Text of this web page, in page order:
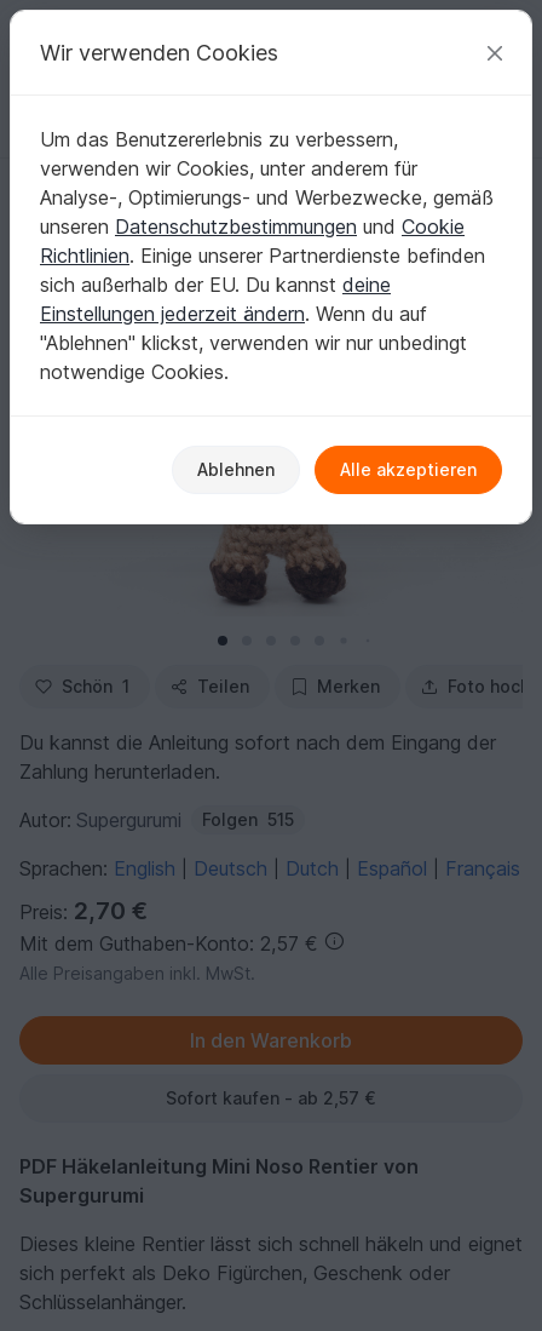
Deine kreativen Ideen
Deutsch | € (EUR) einloggen Kostenlos registrieren
Startseite Häkeln Festlichkeiten Weihnachten
Amigurumi Mini Noso Rentier häkeln
Amigurumi Mini Noso Rentier häkeln
Schön 1 Teilen Merken Foto
Du kannst die Anleitung sofort nach dem Eingang der
Zahlung herunterladen.
Autor: Supergurumi Folgen 515
Sprachen: English Deutsch Dutch Español
Français
Preis: 2,70 €
Mit dem Guthaben-Konto: 2,57 €
Alle Preisangaben inkl. MwSt.
Sofort kaufen - ab 2,57 €
PDF Häkelanleitung Mini Noso Rentier von
Supergurumi
Dieses kleine Rentier lässt sich schnell häkeln und eignet
sich perfekt als Deko Figürchen, Geschenk oder
Schlüsselanhänger.
Wir verwenden Cookies
Um das Benutzererlebnis zu verbessern,
verwenden wir Cookies, unter anderem für
Analyse-, Optimierungs- und Werbezwecke, gemäß
unseren Datenschutzbestimmungen und Cookie
Richtlinien. Einige unserer Partnerdienste befinden
sich außerhalb der EU. Du kannst deine
Einstellungen jederzeit ändern. Wenn du auf
"Ablehnen" klickst, verwenden wir nur unbedingt
notwendige Cookies.
Ablehnen Alle akzeptieren